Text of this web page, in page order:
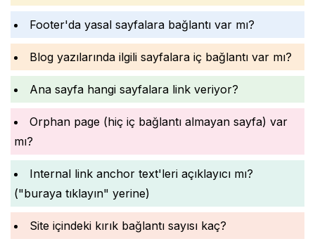
Footer'da yasal sayfalara bağlantı var mı?
Blog yazılarında ilgili sayfalara iç bağlantı var mı?
Ana sayfa hangi sayfalara link veriyor?
Orphan page (hiç iç bağlantı almayan sayfa) var
mı?
Internal link anchor text'leri açıklayıcı mı?
("buraya tıklayın" yerine)
Site içindeki kırık bağlantı sayısı kaç?